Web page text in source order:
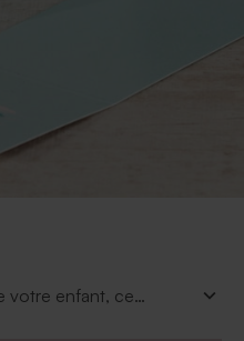
votre enfant, ce